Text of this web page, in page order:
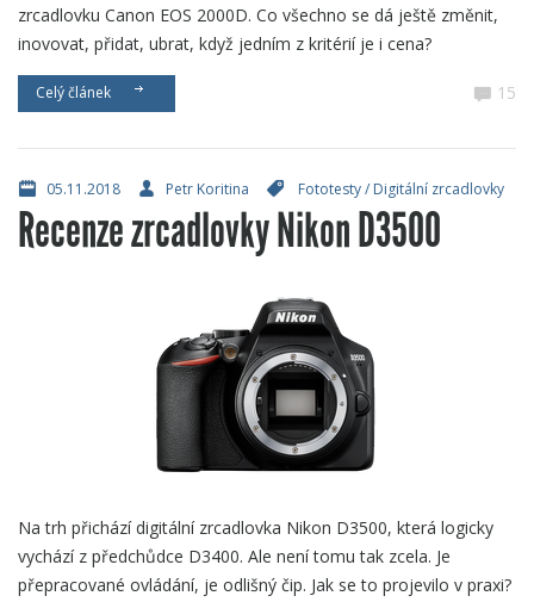
zrcadlovku Canon EOS 2000D. Co všechno se dá ještě změnit,
inovovat, přidat, ubrat, když jedním z kritérií je i cena?
Celý článek 15
05.11.2018 Petr Koritina Fototesty/ Digitální zrcadlovky
Recenze zrcadlovky Nikon D3500
Na trh přichází digitální zrcadlovka Nikon D3500, která logicky
vychází z předchůdce D3400. Ale není tomu tak zcela. Je
přepracované ovládání, je odlišný čip. Jak se to projevilo v praxi?